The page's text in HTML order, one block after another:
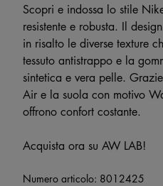
Scopri e indossa lo stile
resistente e robusta. Il
in risalto le diverse texture
tessuto antistrappo e la
sintetica e vera pelle.
Air e la suola con motivo
offrono confort costante.
Acquista ora su AW LAB!
Numero articolo: 8012425